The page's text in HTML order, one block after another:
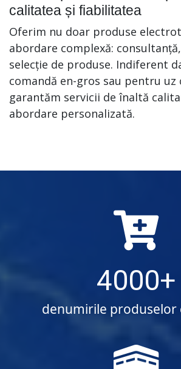
calitatea și fiabilitatea
Oferim nu doar produse
abordare complexă:
selecție de produse. Indiferent
comandă en-gros sau pentru
garantăm servicii de înaltă
abordare personalizată.
4000
denumirile produselor